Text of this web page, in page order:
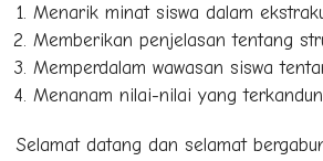
Menarik minat siswa dalam
Memberikan penjelasan tentang
Memperdalam wawasan siswa
Menanam nilai-nilai yang
Selamat datang dan selamat